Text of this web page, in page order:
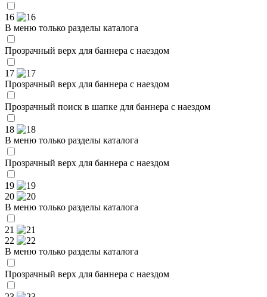
16
В меню только разделы каталога
Прозрачный верх для баннера с наездом
17
Прозрачный верх для баннера с наездом
Прозрачный поиск в шапке для баннера с наездом
18
В меню только разделы каталога
Прозрачный верх для баннера с наездом
19
20
В меню только разделы каталога
21
22
В меню только разделы каталога
Прозрачный верх для баннера с наездом